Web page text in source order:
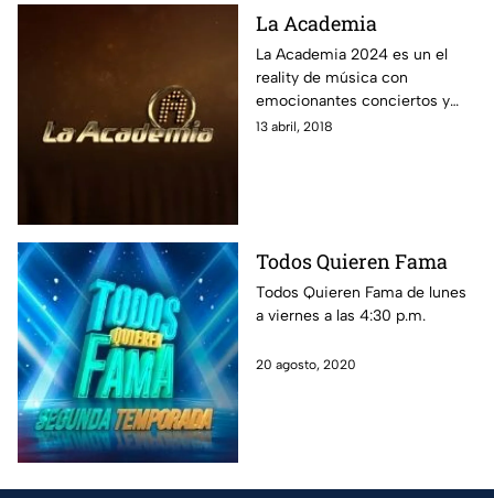
La Academia
La Academia 2024 es un el
reality de música con
emocionantes conciertos y
críticas, donde jóvenes
revive los conciertos.
13 abril, 2018
Todos Quieren Fama
Todos Quieren Fama de lunes
a viernes a las 4:30 p.m.
20 agosto, 2020